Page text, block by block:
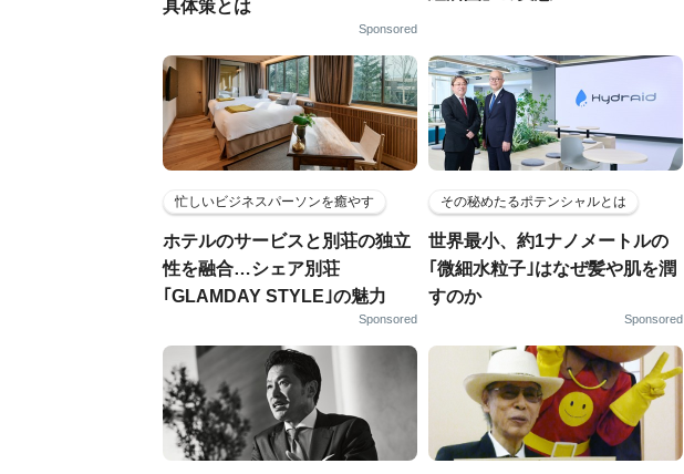
具体策とは
Sponsored
忙しいビジネスパーソンを癒やす
ホテルのサービスと別荘の独立
性を融合…シェア別荘
｢GLAMDAY STYLE｣の魅力
Sponsored
その秘めたるポテンシャルとは
世界最小、約1ナノメートルの
｢微細水粒子｣はなぜ髪や肌を潤
すのか
Sponsored